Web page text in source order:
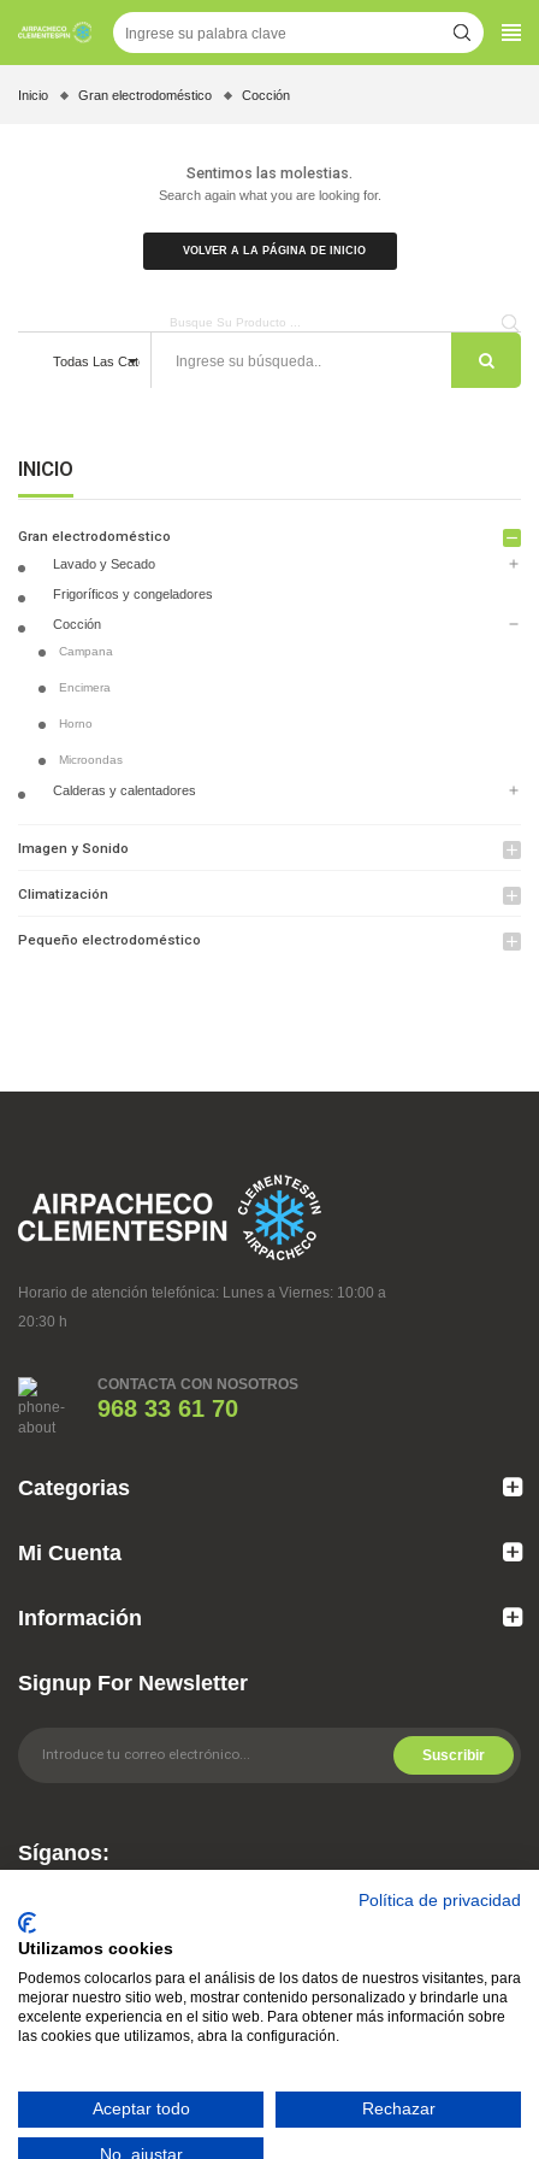
Inicio Gran electrodoméstico Cocción
INICIO
Gran electrodoméstico remove
Lavado y Secado add
Frigoríficos y congeladores
Cocción remove
Campana
Encimera
Horno
Microondas
Calderas y calentadores add
Imagen y Sonido add
Climatización add
Pequeño electrodoméstico add
Sentimos las molestias.
Search again what you are looking for.
VOLVER A LA PÁGINA DE INICIO
Todas Las Categorías
Horario de atención telefónica: Lunes a Viernes: 10:00 a
20:30 h
CONTACTA CON NOSOTROS
968 33 61 70
Categorias
Mi Cuenta
Información
Signup For Newsletter
Suscribir
Síganos:
Política de privacidad
Utilizamos cookies
Podemos colocarlos para el análisis de los datos de nuestros visitantes, para
mejorar nuestro sitio web, mostrar contenido personalizado y brindarle una
excelente experiencia en el sitio web. Para obtener más información sobre
las cookies que utilizamos, abra la configuración.
Aceptar todo Rechazar
No, ajustar